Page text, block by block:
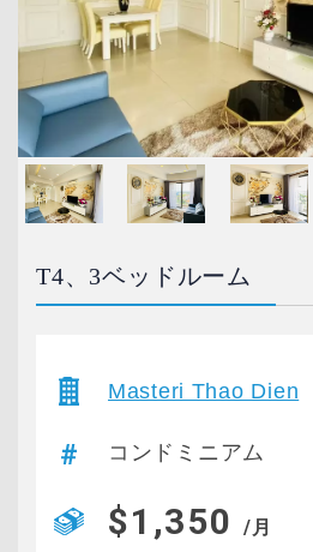
T4、3ベッドルーム
Masteri Thao Dien
コンドミニアム
$1,350 /月